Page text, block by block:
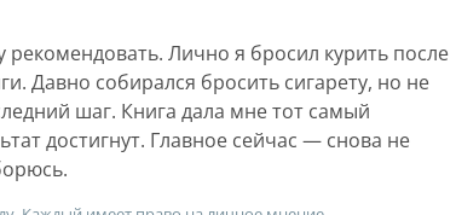
Лично я бросил курить после
Давно собирался бросить сигарету, но не
шаг. Книга дала мне тот самый
достигнут. Главное сейчас — снова не